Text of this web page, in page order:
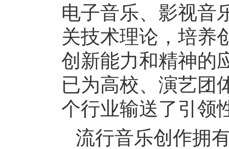
电子音乐、影视音
关技术理论，培养
创新能力和精神的
已为高校、演艺团
个行业输送了引领
流行音乐创作拥